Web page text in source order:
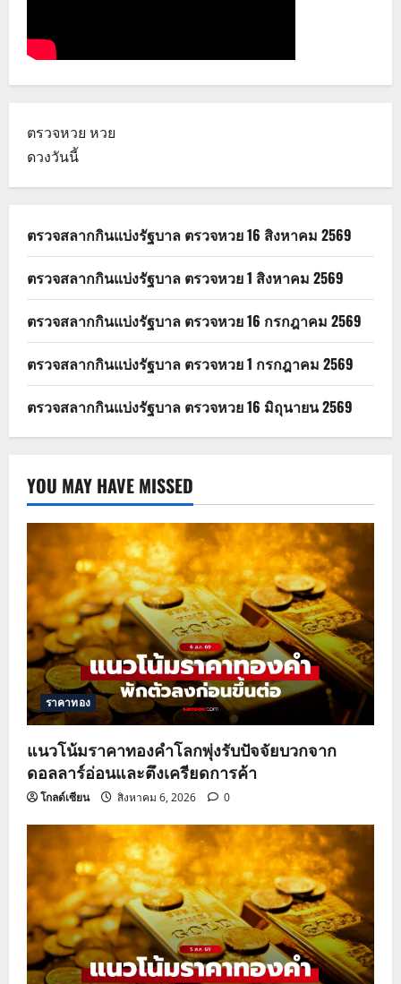
ตรวจหวย หวย
ดวงวันนี้
ตรวจสลากกินแบ่งรัฐบาล ตรวจหวย 16 สิงหาคม 2569
ตรวจสลากกินแบ่งรัฐบาล ตรวจหวย 1 สิงหาคม 2569
ตรวจสลากกินแบ่งรัฐบาล ตรวจหวย 16 กรกฎาคม 2569
ตรวจสลากกินแบ่งรัฐบาล ตรวจหวย 1 กรกฎาคม 2569
ตรวจสลากกินแบ่งรัฐบาล ตรวจหวย 16 มิถุนายน 2569
YOU MAY HAVE MISSED
ราคาทอง
แนวโน้มราคาทองคำโลกพุ่งรับปัจจัยบวกจาก
ดอลลาร์อ่อนและตึงเครียดการค้า
โกลด์เซียน สิงหาคม 6, 2026 0